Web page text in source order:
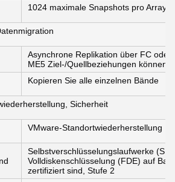
1024 maximale Snapshots pro Array
Asynchrone Replikation über FC
ME5 Ziel-/Quellbeziehungen können
Kopieren Sie alle einzelnen Bände
Sicherheit
VMware-Standortwiederherstellung
Selbstverschlüsselungslaufwerke
Volldiskenschlüsselung (FDE) auf
zertifiziert sind, Stufe 2